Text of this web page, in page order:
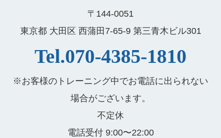
〒144-0051
東京都 大田区 西蒲田7-65-9 第三青木ビル301
Tel.070-4385-1810
※お客様のトレーニング中でお電話に出られない
場合がございます。
不定休
電話受付 9:00〜22:00